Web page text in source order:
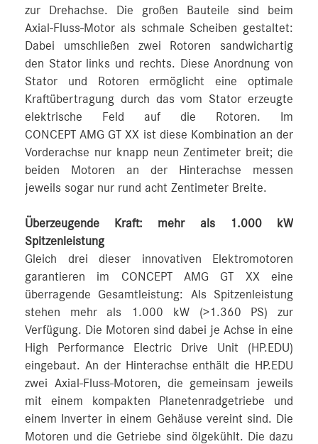
zur Drehachse. Die großen Bauteile sind beim
Axial-Fluss-Motor als schmale Scheiben gestaltet:
Dabei umschließen zwei Rotoren sandwichartig
den Stator links und rechts. Diese Anordnung von
Stator und Rotoren ermöglicht eine optimale
Kraftübertragung durch das vom Stator erzeugte
elektrische Feld auf die Rotoren. Im
CONCEPT AMG GT XX ist diese Kombination an der
Vorderachse nur knapp neun Zentimeter breit; die
beiden Motoren an der Hinterachse messen
jeweils sogar nur rund acht Zentimeter Breite.
Überzeugende Kraft: mehr als 1.000 kW
Spitzenleistung
Gleich drei dieser innovativen Elektromotoren
garantieren im CONCEPT AMG GT XX eine
überragende Gesamtleistung: Als Spitzenleistung
stehen mehr als 1.000 kW (>1.360 PS) zur
Verfügung. Die Motoren sind dabei je Achse in eine
High Performance Electric Drive Unit (HP.EDU)
eingebaut. An der Hinterachse enthält die HP.EDU
zwei Axial-Fluss-Motoren, die gemeinsam jeweils
mit einem kompakten Planetenradgetriebe und
einem Inverter in einem Gehäuse vereint sind. Die
Motoren und die Getriebe sind ölgekühlt. Die dazu